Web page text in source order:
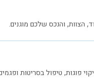
הצוות, והנכס שלכם מוגנים.
פוגות, טיפול בסריטות